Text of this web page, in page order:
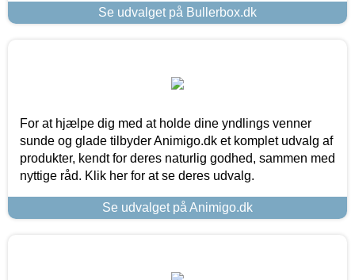
Se udvalget på Bullerbox.dk
For at hjælpe dig med at holde dine yndlings venner
sunde og glade tilbyder Animigo.dk et komplet udvalg af
produkter, kendt for deres naturlig godhed, sammen med
nyttige råd. Klik her for at se deres udvalg.
Se udvalget på Animigo.dk